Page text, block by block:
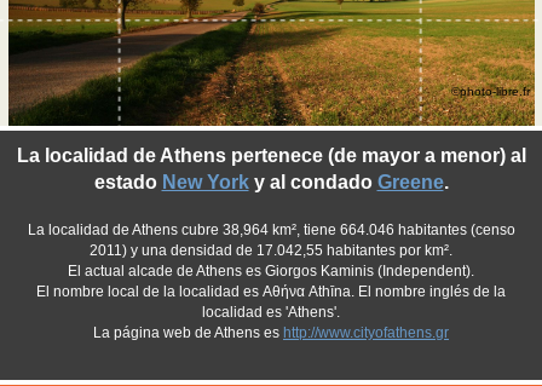
La localidad de Athens pertenece (de mayor a menor) al
estado New Yorky al condado Greene.
La localidad de Athens cubre 38,964 km², tiene 664.046 habitantes (censo
2011) y una densidad de 17.042,55 habitantes por km².
El actual alcade de Athens es Giorgos Kaminis (Independent).
El nombre local de la localidad es Αθήνα Athīna. El nombre inglés de la
localidad es 'Athens'.
La página web de Athens es http://www.cityofathens.gr
©photo-libre.fr